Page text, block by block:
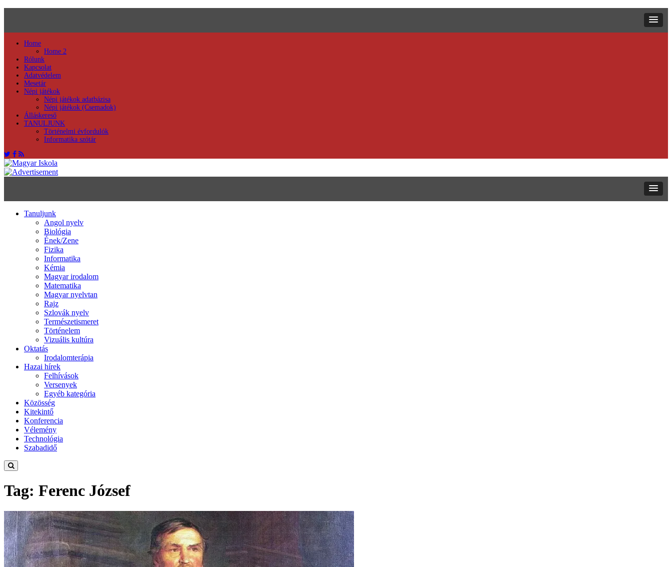
Home
Home 2
Rólunk
Kapcsolat
Adatvédelem
Mesetár
Népi játékok
Népi játékok adatbázisa
Népi játékok (Csemadok)
Álláskereső
TANULJUNK
Történelmi évfordulók
Informatika szótár
Tanuljunk
Angol nyelv
Biológia
Ének/Zene
Fizika
Informatika
Kémia
Magyar irodalom
Matematika
Magyar nyelvtan
Rajz
Szlovák nyelv
Természetismeret
Történelem
Vizuális kultúra
Oktatás
Irodalomterápia
Hazai hírek
Felhívások
Versenyek
Egyéb kategória
Közösség
Kitekintő
Konferencia
Vélemény
Technológia
Szabadidő
Tag: Ferenc József